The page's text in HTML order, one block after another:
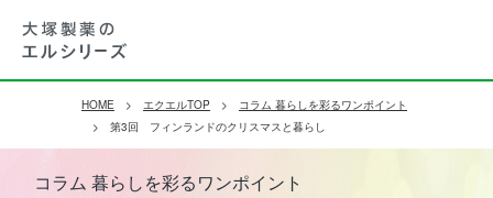
HOME エクエルTOP
コラム 暮らしを彩るワンポイント
第3回 フィンランドのクリスマスと暮らし
コラム 暮らしを彩るワンポイント